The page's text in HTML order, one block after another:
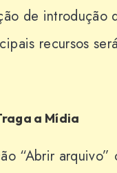
de introdução
recursos
a Mídia
“Abrir arquivo”